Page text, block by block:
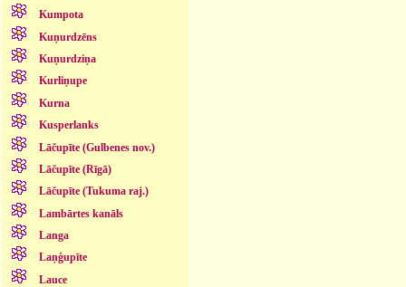
Kumpota
Kuņurdzēns
Kuņurdziņa
Kurliņupe
Kurna
Kusperlanks
Lāčupīte (Gulbenes nov.)
Lāčupīte (Rīgā)
Lāčupīte (Tukuma raj.)
Lambārtes kanāls
Langa
Laņģupīte
Lauce